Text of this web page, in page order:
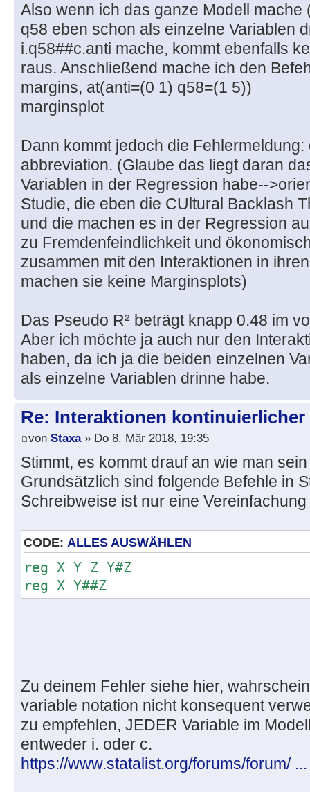
Also wenn ich das ganze Modell mache
q58 eben schon als einzelne Variablen
i.q58##c.anti mache, kommt ebenfalls
raus. Anschließend mache ich den
margins, at(anti=(0 1) q58=(1 5))
marginsplot
Dann kommt jedoch die
abbreviation. (Glaube das liegt daran
Variablen in der Regression habe--
Studie, die eben die CUltural Backlash
und die machen es in der Regression
zu Fremdenfeindlichkeit und
zusammen mit den Interaktionen in
machen sie keine Marginsplots)
Das Pseudo R² beträgt knapp 0.48 im
Aber ich möchte ja auch nur den
haben, da ich ja die beiden einzelnen
als einzelne Variablen drinne habe.
Re: Interaktionen kontinuierlicher
von Staxa» Do 8. Mär 2018, 19:35
Stimmt, es kommt drauf an wie man
Grundsätzlich sind folgende Befehle in
Schreibweise ist nur eine
CODE: ALLES AUSWÄHLEN
reg X Y Z Y#Z
reg X Y##Z
Zu deinem Fehler siehe hier,
variable notation nicht konsequent
zu empfehlen, JEDER Variable im
entweder i. oder c.
https://www.statalist.org/forums/forum/